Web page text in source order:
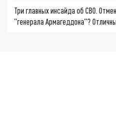
Три главных инсайда об СВО.
"генерала Армагеддона"?